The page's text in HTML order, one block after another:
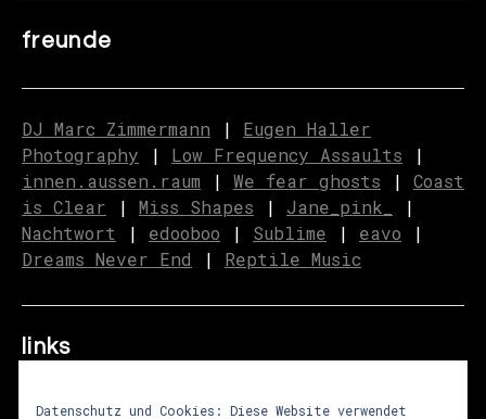
freunde
DJ Marc Zimmermann | Eugen Haller
Photography | Low Frequency Assaults |
innen.aussen.raum | We fear ghosts | Coast
is Clear | Miss Shapes | Jane_pink_
|
Nachtwort | edooboo | Sublime | eavo |
Dreams Never End | Reptile Music
links
Datenschutz und Cookies: Diese Website verwendet